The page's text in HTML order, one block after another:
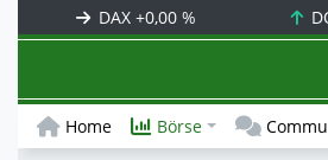
DAX +0,00 %
Home Börse